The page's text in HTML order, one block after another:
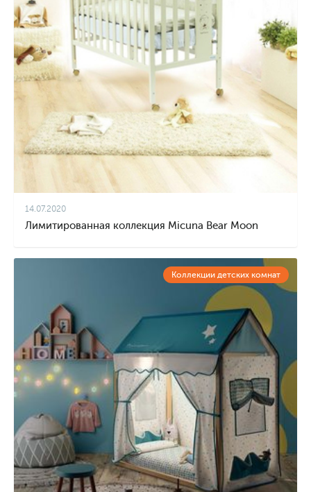
14.07.2020
Лимитированная коллекция Micuna Bear Moon
Коллекции детских комнат